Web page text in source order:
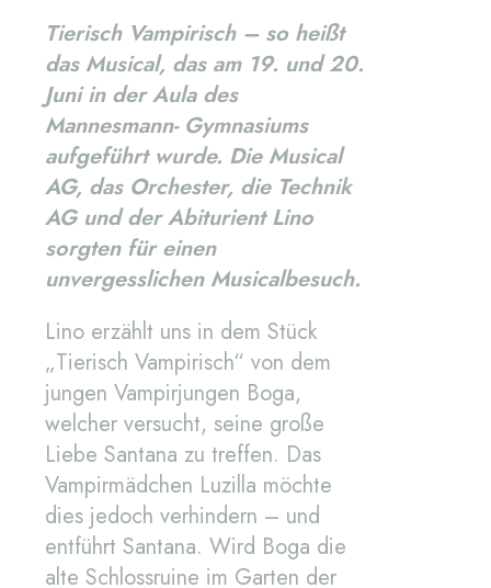
Tierisch Vampirisch – so heißt
das Musical, das am 19. und 20.
Juni in der Aula des
Mannesmann- Gymnasiums
aufgeführt wurde. Die Musical
AG, das Orchester, die Technik
AG und der Abiturient Lino
sorgten für einen
unvergesslichen Musicalbesuch.
Lino erzählt uns in dem Stück
„Tierisch Vampirisch“ von dem
jungen Vampirjungen Boga,
welcher versucht, seine große
Liebe Santana zu treffen. Das
Vampirmädchen Luzilla möchte
dies jedoch verhindern – und
entführt Santana. Wird Boga die
alte Schlossruine im Garten der